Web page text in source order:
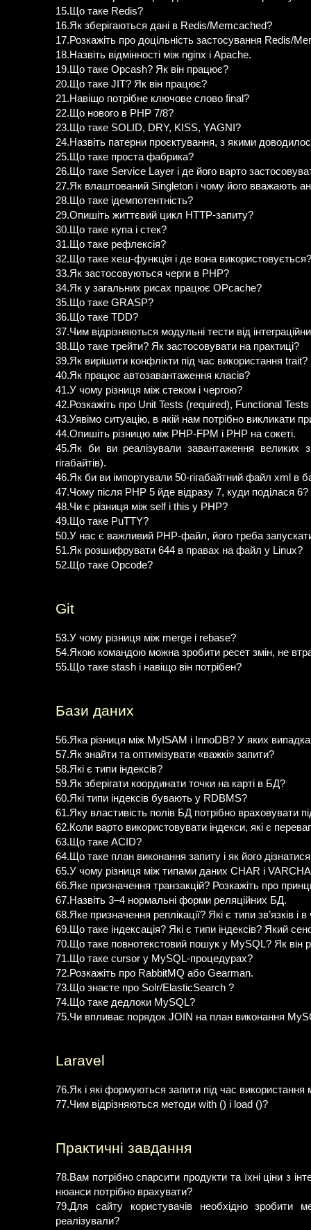
15.Що таке Redis?
16.Як зберігаються дані в Redis/Memcached?
17.Розкажіть про доцільність застосування Redis/
18.Назвіть відмінності між nginx і Apache.
19.Що таке Opcash? Як він працює?
20.Що таке JIT? Як він працює?
21.Навіщо потрібне ключове слово final?
22.Що нового в РНР 7/8?
23.Що таке SOLID, DRY, KISS, YAGNI?
24.Назвіть патерни проєктування, з якими
25.Що таке проста фабрика?
26.Що таке Service Layer і де його варто
27.Як влаштований Singleton і чому його вважають
28.Що таке ідемпотентність?
29.Опишіть життєвий цикл HTTP-запиту?
30.Що таке купа і стек?
31.Що таке рефлексія?
32.Що таке хеш-функція і де вона використовується?
33.Як застосовуються черги в РНР?
34.Як у загальних рисах працює OPcache?
35.Що таке GRASP?
36.Що таке TDD?
37.Чим відрізняються модульні тести від
38.Що таке трейти? Як застосовувати на практиці?
39.Як вирішити конфлікти під час використання trait?
40.Як працює автозавантаження класів?
41.У чому різниця між стеком і чергою?
42.Розкажіть про Unit Tests (required), Functional
43.Уявімо ситуацію, в якій нам потрібно викликати
44.Опишіть різницю між PHP-FPM і PHP на сокеті.
45.Як би ви реалізували завантаження великих
гігабайтів).
46.Як би ви імпортували 50-гігабайтний файл xml в
47.Чому після PHP 5 йде відразу 7, куди поділася 6?
48.Чи є різниця між self і this у PHP?
49.Що таке PuTTY?
50.У нас є важливий PHP-файл, його треба
51.Як розшифрувати 644 в правах на файл у Linux?
52.Що таке Opcode?
Git
53.У чому різниця між merge і rebase?
54.Якою командою можна зробити ресет змін, не
55.Що таке stash і навіщо він потрібен?
Бази даних
56.Яка різниця між MyISAM i InnoDB? У яких
57.Як знайти та оптимізувати «важкі» запити?
58.Які є типи індексів?
59.Як зберігати координати точки на карті в БД?
60.Які типи індексів бувають у RDBMS?
61.Яку властивість полів БД потрібно враховувати
62.Коли варто використовувати індекси, які є
63.Що таке ACID?
64.Що таке план виконання запиту і як його
65.У чому різниця між типами даних CHAR і
66.Яке призначення транзакцій? Розкажіть про
67.Назвіть 3–4 нормальні форми реляційних БД.
68.Яке призначення реплікації? Які є типи зв’язків і
69.Що таке індексація? Які є типи індексів? Який
70.Що таке повнотекстовий пошук у MySQL? Як він
71.Що таке cursor у MySQL-процедурах?
72.Розкажіть про RabbitMQ або Gearman.
73.Що знаєте про Solr/ElasticSearch ?
74.Що таке дедлоки MySQL?
75.Чи впливає порядок JOIN на план виконання
Laravel
76.Як і які формуються запити під час використання
77.Чим відрізняються методи with () і load ()?
Практичні завдання
78.Вам потрібно спарсити продукти та їхні ціни з
нюанси потрібно врахувати?
79.Для сайту користувачів необхідно зробити
реалізували?